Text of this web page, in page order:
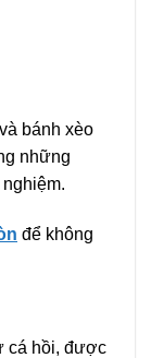
bánh xèo
những
để không
cá hồi, được